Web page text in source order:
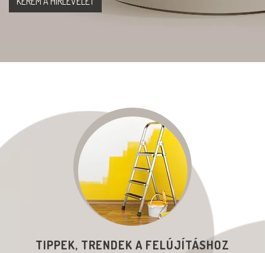
TIPPEK, TRENDEK A FELÚJÍTÁSHOZ